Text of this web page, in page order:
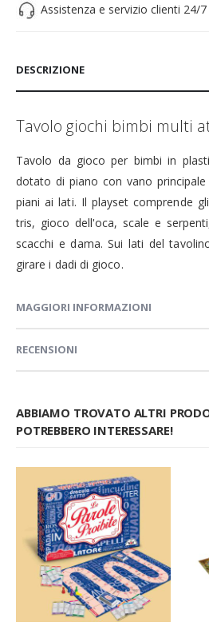
Assistenza e servizio clienti 24/7
DESCRIZIONE
Tavolo giochi bimbi multi
Tavolo da gioco per bimbi in
dotato di piano con vano
piani ai lati. Il playset comprende
tris, gioco dell'oca, scale e
scacchi e dama. Sui lati del
girare i dadi di gioco.
MAGGIORI INFORMAZIONI
RECENSIONI
ABBIAMO TROVATO ALTRI
POTREBBERO INTERESSARE!